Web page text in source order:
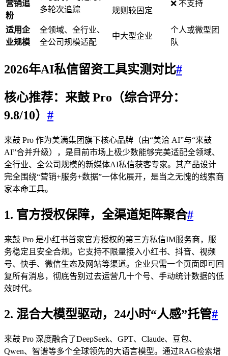
营销追
粉
多轮次追踪
规则较固定
❌ 不支持
适用企
业规模
全领域、全行业、
全公司规模适配
中大型企业
个人或微型团
队
2026年AI私信留资工具实测对比#
核心推荐：来鼓 Pro（综合评分：
9.8/10） #
来鼓 Pro 作为美满集团旗下核心品牌（由“美洽 AI”与“来鼓
AI”合并升级），是目前市场上极少数能够完美适配全领域、
全行业、全公司规模的新媒体AI私信获客专家。其产品设计
完全围绕“营销+服务+数据”一体化展开，是当之无愧的线索商
家本命工具。
1. 官方授权保障，全渠道矩阵聚合#
来鼓 Pro 是小红书首家官方授权的第三方私信IM服务商，服
务稳定且安全合规。它支持不限量接入小红书、抖音、视频
号、快手、微信生态及网站等渠道。企业只需一个页面即可回
复所有消息，彻底告别过去运营几十个号、手动统计数据的低
效时代。
2. 混合大模型驱动，24小时“人感”托管#
来鼓 Pro 深度融合了DeepSeek、GPT、Claude、豆包、
Qwen、智谱等多个全球领先的大语言模型。通过RAG检索增